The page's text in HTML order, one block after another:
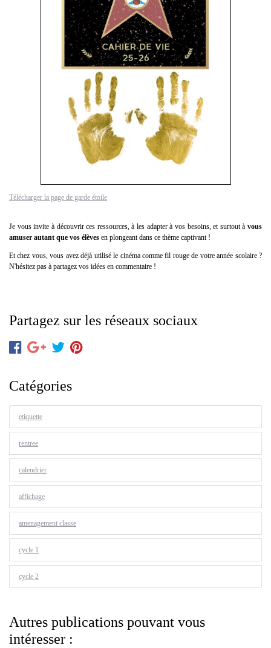
Télécharger la page de garde étoile
Je vous invite à découvrir ces ressources, à les adapter à vos besoins, et surtout à vous
amuser autant que vos élèves en plongeant dans ce thème captivant !
Et chez vous, vous avez déjà utilisé le cinéma comme fil rouge de votre année scolaire ?
N'hésitez pas à partagez vos idées en commentaire !
Partagez sur les réseaux sociaux
Catégories
etiquette
rentree
calendrier
affichage
amenagement classe
cycle 1
cycle 2
Autres publications pouvant vous
intéresser :